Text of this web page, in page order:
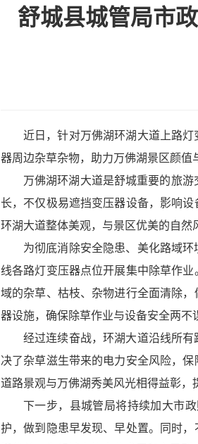
舒城县城管局市
近日，针对万佛湖环湖大道上路
器周边杂草杂物，助力万佛湖景区颜值
万佛湖环湖大道是舒城重要的旅
长，不仅极易遮挡变压器设备，影响
环湖大道整体美观，与景区优美的自然
为彻底消除安全隐患、美化路域
线各路灯变压器点位开展集中除草作
域的杂草、枯枝、杂物进行全面清除
器设施，确保除草作业与设备安全两不
经过连续奋战，环湖大道沿线所
决了杂草滋生带来的电力安全风险，
道路景观与万佛湖秀美风光相得益彰，
下一步，县城管局将持续加大市
护，做到隐患早发现、早处置。同时